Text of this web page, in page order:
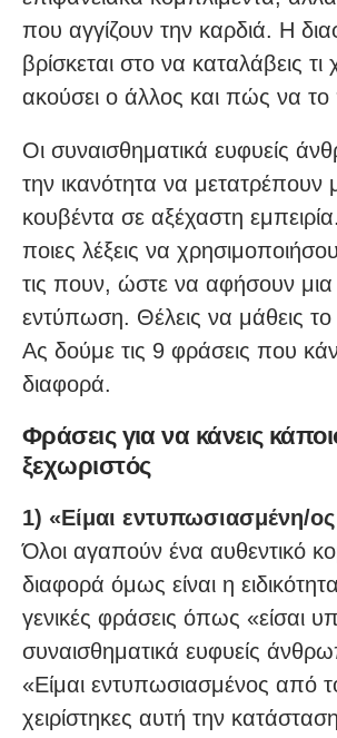
που αγγίζουν την καρδιά. Η
βρίσκεται στο να καταλάβεις τι
ακούσει ο άλλος και πώς να το
Οι συναισθηματικά ευφυείς
την ικανότητα να μετατρέπουν
κουβέντα σε αξέχαστη
ποιες λέξεις να
τις πουν, ώστε να αφήσουν μια
εντύπωση. Θέλεις να μάθεις το
Ας δούμε τις 9 φράσεις που
διαφορά.
Φράσεις για να κάνεις
ξεχωριστός
1) «Είμαι εντυπωσιασμένη/
Όλοι αγαπούν ένα αυθεντικό
διαφορά όμως είναι η
γενικές φράσεις όπως «είσαι
συναισθηματικά ευφυείς
«Είμαι εντυπωσιασμένος από
χειρίστηκες αυτή την